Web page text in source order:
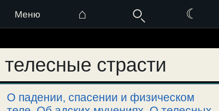
Меню ⌂ ☾
к
содержимому
телесные страсти
О падении, спасении и физическом